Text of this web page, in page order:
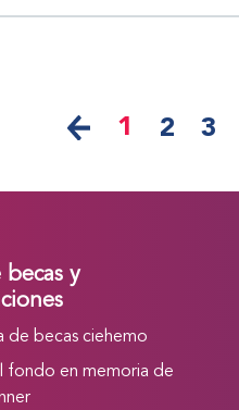
1 2 3
becas y
de becas ciehemo
fondo en memoria de